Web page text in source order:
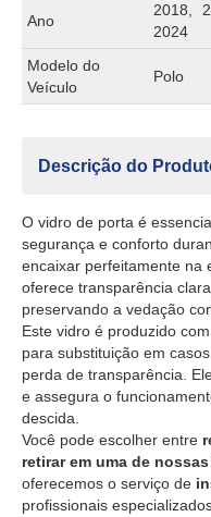
Ano
2018,
2024
Modelo do
Veículo
Polo
Descrição do
O vidro de porta é
segurança e conforto
encaixar perfeitamente na
oferece transparência
preservando a vedação
Este vidro é produzido
para substituição em
perda de transparência.
e assegura o
descida.
Você pode escolher entre
retirar em uma de
oferecemos o serviço de
profissionais